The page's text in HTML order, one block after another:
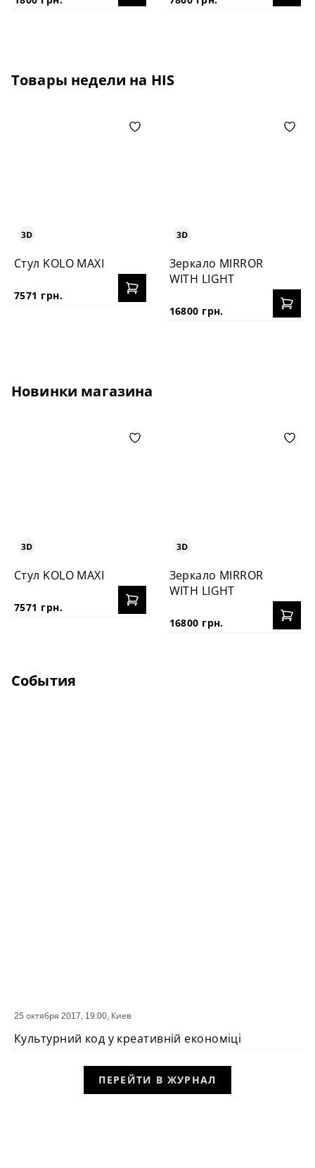
Товары недели на HIS
Стул KOLO MAXI
7571 грн.
Зеркало MIRROR
WITH LIGHT
16800 грн.
Новинки магазина
Стул KOLO MAXI
7571 грн.
Зеркало MIRROR
WITH LIGHT
16800 грн.
События
СОБЫТИЕ
25 октября 2017, 19:00, Киев
Культурний код у креативній економіці
ПЕРЕЙТИ В ЖУРНАЛ